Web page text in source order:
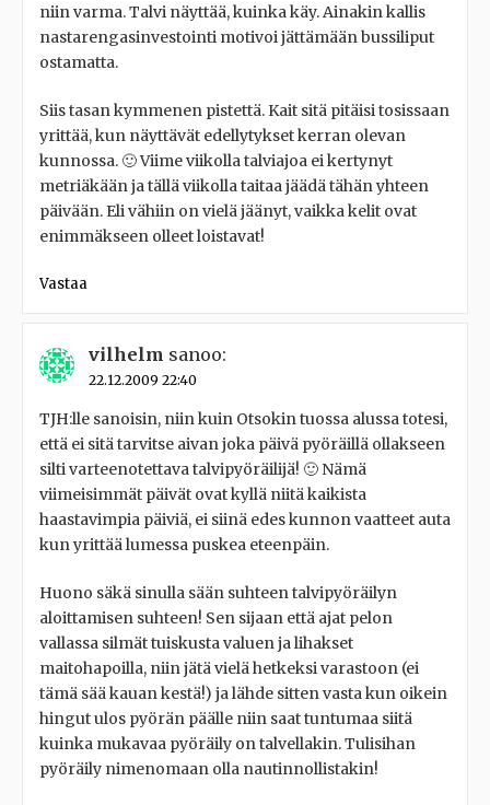
niin varma. Talvi näyttää, kuinka käy. Ainakin kallis
nastarengasinvestointi motivoi jättämään bussiliput
ostamatta.
Siis tasan kymmenen pistettä. Kait sitä pitäisi tosissaan
yrittää, kun näyttävät edellytykset kerran olevan
kunnossa. 🙂 Viime viikolla talviajoa ei kertynyt
metriäkään ja tällä viikolla taitaa jäädä tähän yhteen
päivään. Eli vähiin on vielä jäänyt, vaikka kelit ovat
enimmäkseen olleet loistavat!
Vastaa
vilhelm sanoo:
22.12.2009 22:40
TJH:lle sanoisin, niin kuin Otsokin tuossa alussa totesi,
että ei sitä tarvitse aivan joka päivä pyöräillä ollakseen
silti varteenotettava talvipyöräilijä! 🙂 Nämä
viimeisimmät päivät ovat kyllä niitä kaikista
haastavimpia päiviä, ei siinä edes kunnon vaatteet auta
kun yrittää lumessa puskea eteenpäin.
Huono säkä sinulla sään suhteen talvipyöräilyn
aloittamisen suhteen! Sen sijaan että ajat pelon
vallassa silmät tuiskusta valuen ja lihakset
maitohapoilla, niin jätä vielä hetkeksi varastoon (ei
tämä sää kauan kestä!) ja lähde sitten vasta kun oikein
hingut ulos pyörän päälle niin saat tuntumaa siitä
kuinka mukavaa pyöräily on talvellakin. Tulisihan
pyöräily nimenomaan olla nautinnollistakin!